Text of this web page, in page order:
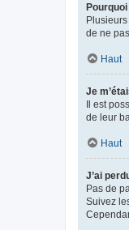
de ne
Haut
Je
Il est
de leur
Haut
J’ai
Pas de
Suivez